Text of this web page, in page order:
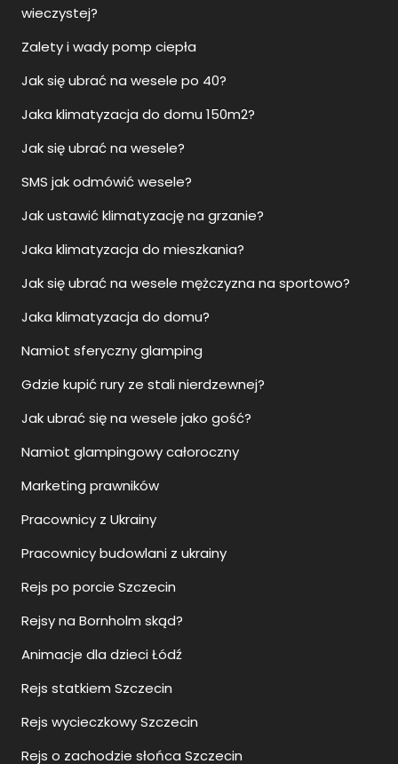
wieczystej?
Zalety i wady pomp ciepła
Jak się ubrać na wesele po 40?
Jaka klimatyzacja do domu 150m2?
Jak się ubrać na wesele?
SMS jak odmówić wesele?
Jak ustawić klimatyzację na grzanie?
Jaka klimatyzacja do mieszkania?
Jak się ubrać na wesele mężczyzna na sportowo?
Jaka klimatyzacja do domu?
Namiot sferyczny glamping
Gdzie kupić rury ze stali nierdzewnej?
Jak ubrać się na wesele jako gość?
Namiot glampingowy całoroczny
Marketing prawników
Pracownicy z Ukrainy
Pracownicy budowlani z ukrainy
Rejs po porcie Szczecin
Rejsy na Bornholm skąd?
Animacje dla dzieci Łódź
Rejs statkiem Szczecin
Rejs wycieczkowy Szczecin
Rejs o zachodzie słońca Szczecin